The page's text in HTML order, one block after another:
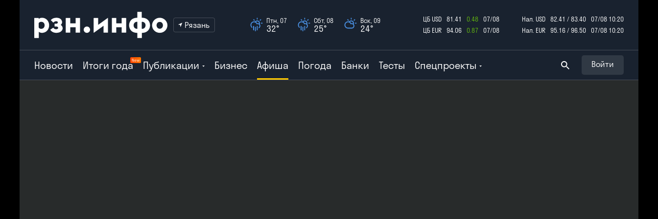
Рязань Птн, 07
32°
Сбт, 08
25°
Вск, 09
24°
ЦБ USD 81.41 0.48
07/08
ЦБ EUR
94.06 0.87 07/08
Нал. USD 82.41 / 83.40
07/08 10:20
Нал. EUR
95.16 / 96.50 07/08 10:20
Новости Итоги годаNew Публикации Бизнес Афиша Погода Банки Тесты Спецпроекты Войти